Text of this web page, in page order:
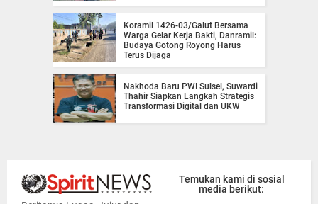
Koramil 1426-03/Galut Bersama
Warga Gelar Kerja Bakti, Danramil:
Budaya Gotong Royong Harus
Terus Dijaga
Nakhoda Baru PWI Sulsel, Suwardi
Thahir Siapkan Langkah Strategis
Transformasi Digital dan UKW
Temukan kami di sosial
media berikut: